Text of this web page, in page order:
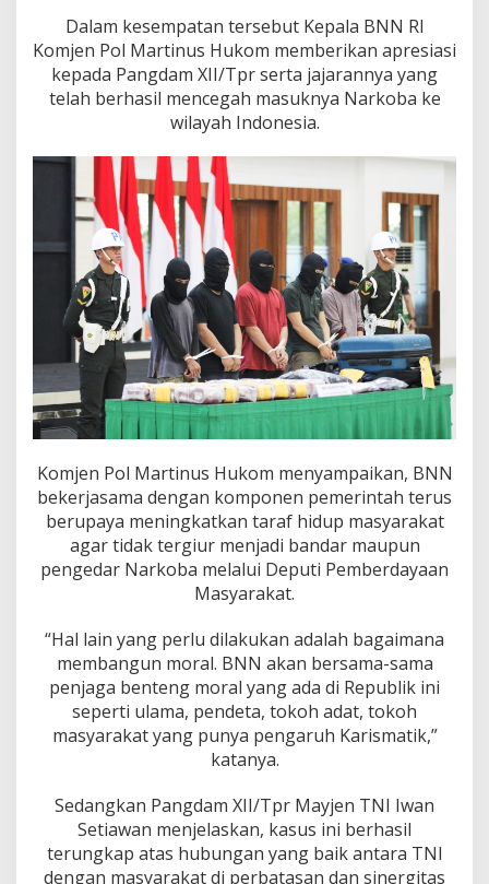
Dalam kesempatan tersebut Kepala BNN RI
Komjen Pol Martinus Hukom memberikan apresiasi
kepada Pangdam XII/Tpr serta jajarannya yang
telah berhasil mencegah masuknya Narkoba ke
wilayah Indonesia.
Komjen Pol Martinus Hukom menyampaikan, BNN
bekerjasama dengan komponen pemerintah terus
berupaya meningkatkan taraf hidup masyarakat
agar tidak tergiur menjadi bandar maupun
pengedar Narkoba melalui Deputi Pemberdayaan
Masyarakat.
“Hal lain yang perlu dilakukan adalah bagaimana
membangun moral. BNN akan bersama-sama
penjaga benteng moral yang ada di Republik ini
seperti ulama, pendeta, tokoh adat, tokoh
masyarakat yang punya pengaruh Karismatik,”
katanya.
Sedangkan Pangdam XII/Tpr Mayjen TNI Iwan
Setiawan menjelaskan, kasus ini berhasil
terungkap atas hubungan yang baik antara TNI
dengan masyarakat di perbatasan dan sinergitas